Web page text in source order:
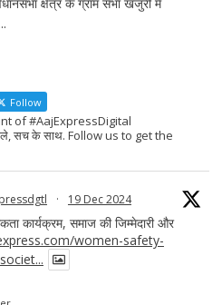
Follow
of #AajExpressDigital
सच के साथ. Follow us to get the
· 19 Dec 2024
कार्यक्रम, समाज की जिम्मेदारी और
women-safety-